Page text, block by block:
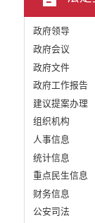
政府领导
政府会议
政府文件
政府工作报告
建议提案办理
组织机构
人事信息
统计信息
重点民生信息
财务信息
公安司法